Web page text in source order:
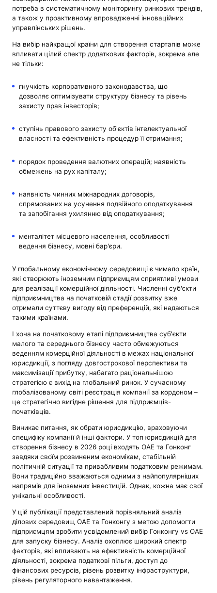
потреба в систематичному моніторингу ринкових трендів,
а також у проактивному впровадженні інноваційних
управлінських рішень.
На вибір найкращої країни для створення стартапів може
впливати цілий спектр додаткових факторів, зокрема але
не тільки:
гнучкість корпоративного законодавства, що
дозволяє оптимізувати структуру бізнесу та рівень
захисту прав інвесторів;
ступінь правового захисту об'єктів інтелектуальної
власності та ефективність процедур її отримання;
порядок проведення валютних операцій; наявність
обмежень на рух капіталу;
наявність чинних міжнародних договорів,
спрямованих на усунення подвійного оподаткування
та запобігання ухилянню від оподаткування;
менталітет місцевого населення, особливості
ведення бізнесу, мовні бар'єри.
У глобальному економічному середовищі є чимало країн,
які створюють іноземним підприємцям сприятливі умови
для реалізації комерційної діяльності. Численні суб'єкти
підприємництва на початковій стадії розвитку вже
отримали суттєву вигоду від преференцій, які надаються
такими країнами.
І хоча на початковому етапі підприємництва суб'єкти
малого та середнього бізнесу часто обмежуються
веденням комерційної діяльності в межах національної
юрисдикції, з погляду довгострокової перспективи та
максимізації прибутку, набагато раціональнішою
стратегією є вихід на глобальний ринок. У сучасному
глобалізованому світі реєстрація компанії за кордоном –
це стратегічно вигідне рішення для підприємців-
початківців.
Виникає питання, як обрати юрисдикцію, враховуючи
специфіку компанії й інші фактори. У топ юрисдикцій для
створення бізнесу в 2026 році входять ОАЕ та Гонконг
завдяки своїм розвиненим економікам, стабільній
політичній ситуації та привабливим податковим режимам.
Вони традиційно вважаються одними з найпопулярніших
напрямів для іноземних інвестицій. Однак, кожна має свої
унікальні особливості.
У цій публікації представлений порівняльний аналіз
ділових середовищ ОАЕ та Гонконгу з метою допомогти
підприємцям зробити усвідомлений вибір Гонконгу vs ОАЕ
для запуску бізнесу. Аналіз охоплює широкий спектр
факторів, які впливають на ефективність комерційної
діяльності, зокрема податкові пільги, доступ до
фінансових ресурсів, рівень розвитку інфраструктури,
рівень регуляторного навантаження.